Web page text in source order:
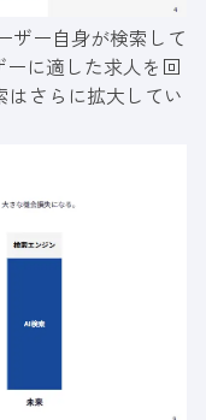
ザー自身が検索して
に適した求人を回
はさらに拡大してい